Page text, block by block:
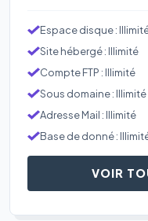
Espace disque :
Site hébergé : Illimité
Compte FTP : Illimité
Sous domaine : Illimité
Adresse Mail : Illimité
Base de donné :
VOIR